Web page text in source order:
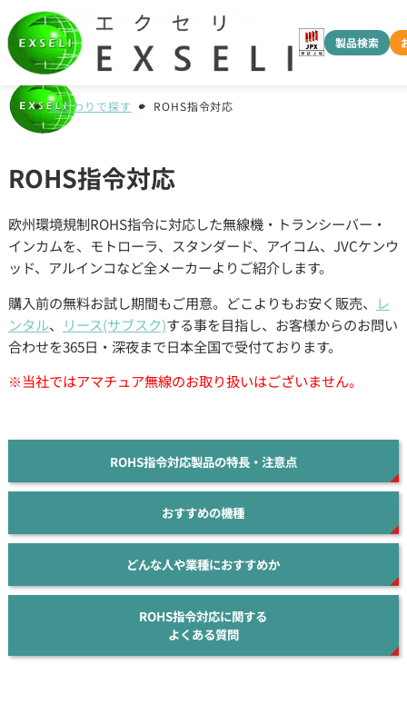
製品検索
こだわりで探す ROHS指令対応
ROHS指令対応
欧州環境規制ROHS指令に対応した無線機・トランシーバー・
インカムを、モトローラ、スタンダード、アイコム、JVCケンウ
ッド、アルインコなど全メーカーよりご紹介します。
購入前の無料お試し期間もご用意。どこよりもお安く販売、
レ
ンタル、 リース(サブスク)する事を目指し、お客様からのお問い
合わせを365日・深夜まで日本全国で受付ております。
※当社ではアマチュア無線のお取り扱いはございません。
ROHS指令対応製品の特長・注意点
おすすめの機種
どんな人や業種におすすめか
ROHS指令対応に関する
よくある質問